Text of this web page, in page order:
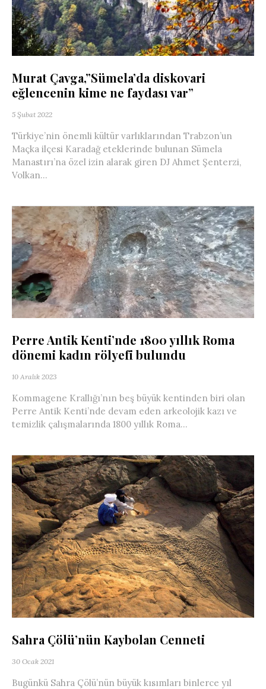
Murat Çavga,”Sümela’da diskovari
eğlencenin kime ne faydası var”
5 Şubat 2022
Türkiye’nin önemli kültür varlıklarından Trabzon’un
Maçka ilçesi Karadağ eteklerinde bulunan Sümela
Manastırı’na özel izin alarak giren DJ Ahmet Şenterzi,
Volkan...
Perre Antik Kenti’nde 1800 yıllık Roma
dönemi kadın rölyefi bulundu
10 Aralık 2023
Kommagene Krallığı’nın beş büyük kentinden biri olan
Perre Antik Kenti’nde devam eden arkeolojik kazı ve
temizlik çalışmalarında 1800 yıllık Roma...
Sahra Çölü’nün Kaybolan Cenneti
30 Ocak 2021
Bugünkü Sahra Çölü’nün büyük kısımları binlerce yıl